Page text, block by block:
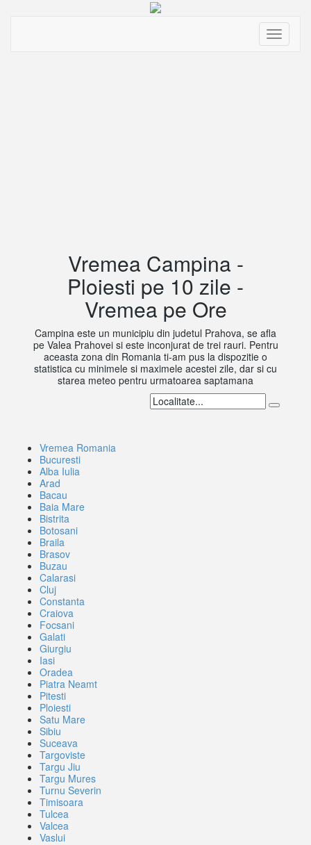
Toggle
Vremea Campina -
Ploiesti pe 10 zile -
Vremea pe Ore
Campina este un municipiu din judetul Prahova, se afla
pe Valea Prahovei si este inconjurat de trei rauri. Pentru
aceasta zona din Romania ti-am pus la dispozitie o
statistica cu minimele si maximele acestei zile, dar si cu
starea meteo pentru urmatoarea saptamana
Vremea Romania
Bucuresti
Alba Iulia
Arad
Bacau
Baia Mare
Bistrita
Botosani
Braila
Brasov
Buzau
Calarasi
Cluj
Constanta
Craiova
Focsani
Galati
Giurgiu
Iasi
Oradea
Piatra Neamt
Pitesti
Ploiesti
Satu Mare
Sibiu
Suceava
Targoviste
Targu Jiu
Targu Mures
Turnu Severin
Timisoara
Tulcea
Valcea
Vaslui